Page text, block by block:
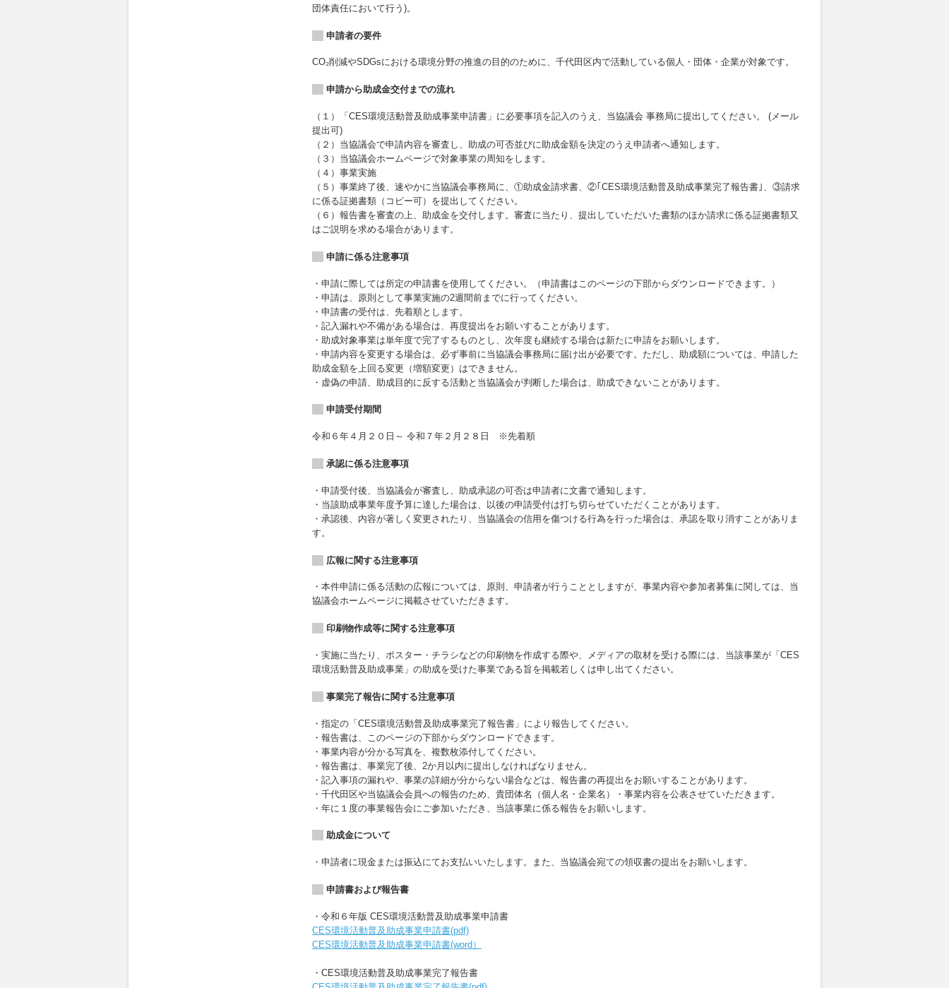
団体責任において行う)。
申請者の要件
CO₂削減やSDGsにおける環境分野の推進の目的のために、千代田区内で活動している個人・団体・企業が対象です。
申請から助成金交付までの流れ
（１）「CES環境活動普及助成事業申請書」に必要事項を記入のうえ、当協議会 事務局に提出してください。 (メール
提出可)
（２）当協議会で申請内容を審査し、助成の可否並びに助成金額を決定のうえ申請者へ通知します。
（３）当協議会ホームページで対象事業の周知をします。
（４）事業実施
（５）事業終了後、速やかに当協議会事務局に、①助成金請求書、②｢CES環境活動普及助成事業完了報告書｣、③請求
に係る証拠書類（コピー可）を提出してください。
（６）報告書を審査の上、助成金を交付します。審査に当たり、提出していただいた書類のほか請求に係る証拠書類又
はご説明を求める場合があります。
申請に係る注意事項
・申請に際しては所定の申請書を使用してください。（申請書はこのページの下部からダウンロードできます。）
・申請は、原則として事業実施の2週間前までに行ってください。
・申請書の受付は、先着順とします。
・記入漏れや不備がある場合は、再度提出をお願いすることがあります。
・助成対象事業は単年度で完了するものとし、次年度も継続する場合は新たに申請をお願いします。
・申請内容を変更する場合は、必ず事前に当協議会事務局に届け出が必要です。ただし、助成額については、申請した
助成金額を上回る変更（増額変更）はできません。
・虚偽の申請、助成目的に反する活動と当協議会が判断した場合は、助成できないことがあります。
申請受付期間
令和６年４月２０日～ 令和７年２月２８日 ※先着順
承認に係る注意事項
・申請受付後、当協議会が審査し、助成承認の可否は申請者に文書で通知します。
・当該助成事業年度予算に達した場合は、以後の申請受付は打ち切らせていただくことがあります。
・承認後、内容が著しく変更されたり、当協議会の信用を傷つける行為を行った場合は、承認を取り消すことがありま
す。
広報に関する注意事項
・本件申請に係る活動の広報については、原則、申請者が行うこととしますが、事業内容や参加者募集に関しては、当
協議会ホームページに掲載させていただきます。
印刷物作成等に関する注意事項
・実施に当たり、ポスター・チラシなどの印刷物を作成する際や、メディアの取材を受ける際には、当該事業が「CES
環境活動普及助成事業」の助成を受けた事業である旨を掲載若しくは申し出てください。
事業完了報告に関する注意事項
・指定の「CES環境活動普及助成事業完了報告書」により報告してください。
・報告書は、このページの下部からダウンロードできます。
・事業内容が分かる写真を、複数枚添付してください。
・報告書は、事業完了後、2か月以内に提出しなければなりません。
・記入事項の漏れや、事業の詳細が分からない場合などは、報告書の再提出をお願いすることがあります。
・千代田区や当協議会会員への報告のため、貴団体名（個人名・企業名）・事業内容を公表させていただきます。
・年に１度の事業報告会にご参加いただき、当該事業に係る報告をお願いします。
助成金について
・申請者に現金または振込にてお支払いいたします。また、当協議会宛ての領収書の提出をお願いします。
申請書および報告書
・令和６年版 CES環境活動普及助成事業申請書
CES環境活動普及助成事業申請書(pdf)
CES環境活動普及助成事業申請書(word）
・CES環境活動普及助成事業完了報告書